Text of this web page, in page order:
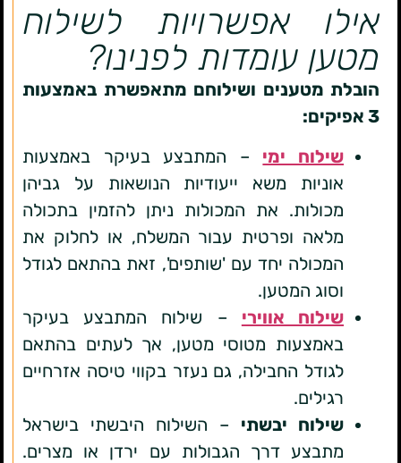
אילו אפשרויות לשילוח
מטען עומדות לפנינו?
הובלת מטענים ושילוחם מתאפשרת באמצעות
3 אפיקים:
שילוח ימי – המתבצע בעיקר באמצעות
אוניות משא ייעודיות הנושאות על גביהן
מכולות. את המכולות ניתן להזמין בתכולה
מלאה ופרטית עבור המשלח, או לחלוק את
המכולה יחד עם 'שותפים', זאת בהתאם לגודל
וסוג המטען.
שילוח אווירי – שילוח המתבצע בעיקר
באמצעות מטוסי מטען, אך לעתים בהתאם
לגודל החבילה, גם נעזר בקווי טיסה אזרחיים
רגילים.
שילוח יבשתי – השילוח היבשתי בישראל
מתבצע דרך הגבולות עם ירדן או מצרים.